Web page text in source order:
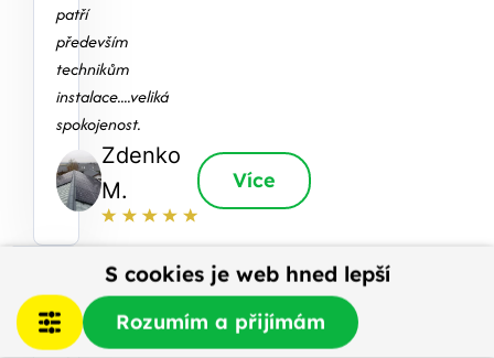
patří
především
technikům
instalace....veliká
spokojenost.
Zdenko
M.
Více
Není
vždy
S cookies je web hned lepší
Rozumím a přijímám